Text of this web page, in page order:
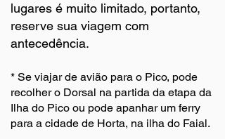
lugares é muito limitado, portanto,
reserve sua viagem com
antecedência.
* Se viajar de avião para o Pico, pode
recolher o Dorsal na partida da etapa da
Ilha do Pico ou pode apanhar um ferry
para a cidade de Horta, na ilha do Faial.